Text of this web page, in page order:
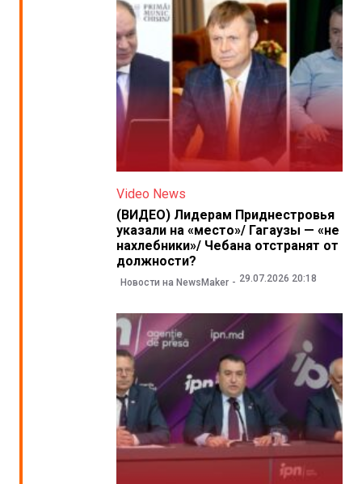
Video News
(ВИДЕО) Лидерам Приднестровья
указали на «место»/ Гагаузы — «не
нахлебники»/ Чебана отстранят от
должности?
Новости на NewsMaker 29.07.2026 20:18